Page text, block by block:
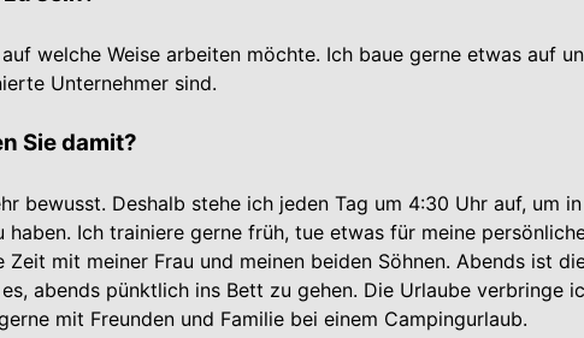
welche Weise arbeiten möchte. Ich baue gerne etwas auf
Unternehmer sind.
Sie damit?
bewusst. Deshalb stehe ich jeden Tag um 4:30 Uhr auf, um in
Ich trainiere gerne früh, tue etwas für meine
mit meiner Frau und meinen beiden Söhnen. Abends ist
abends pünktlich ins Bett zu gehen. Die Urlaube verbringe
mit Freunden und Familie bei einem Campingurlaub.